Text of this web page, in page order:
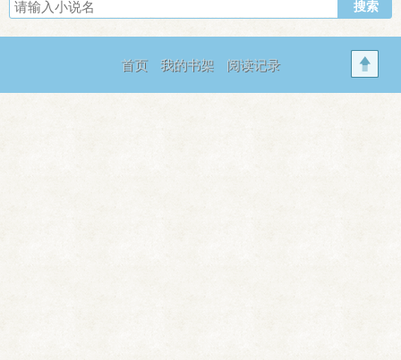
首页 我的书架 阅读记录